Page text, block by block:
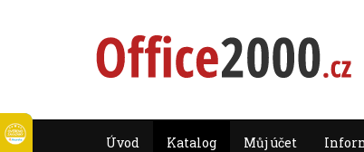
Úvod Katalog Můj účet